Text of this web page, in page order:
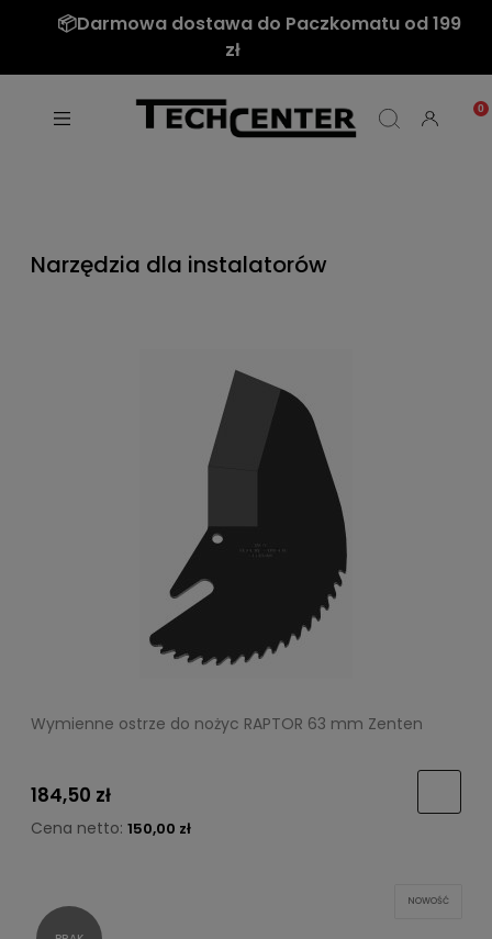
📦Darmowa dostawa do Paczkomatu od 199
zł
Narzędzia dla instalatorów
Wymienne ostrze do nożyc RAPTOR 63 mm Zenten
184,50 zł
Cena netto: 150,00 zł
NOWOŚĆ